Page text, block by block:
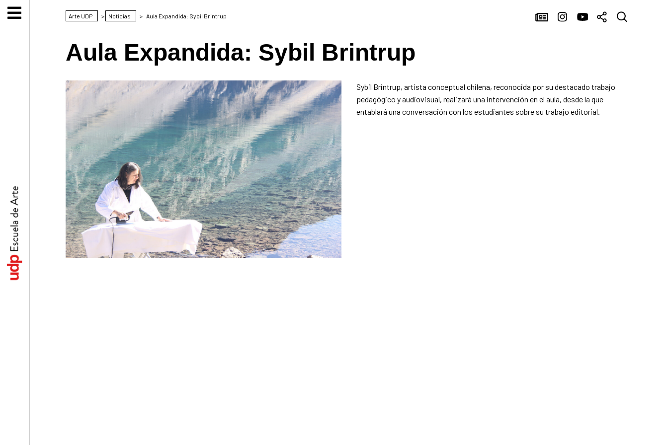
Arte UDP > Noticias > Aula Expandida: Sybil Brintrup
Aula Expandida: Sybil Brintrup
Sybil Brintrup, artista conceptual chilena, reconocida por su destacado trabajo
pedagógico y audiovisual, realizará una intervención en el aula, desde la que
entablará una conversación con los estudiantes sobre su trabajo editorial.